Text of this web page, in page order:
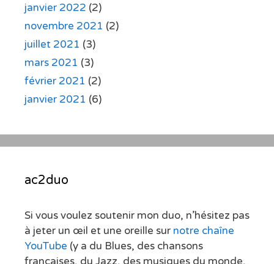
janvier 2022 (2)
novembre 2021 (2)
juillet 2021 (3)
mars 2021 (3)
février 2021 (2)
janvier 2021 (6)
ac2duo
Si vous voulez soutenir mon duo, n’hésitez pas
à jeter un œil et une oreille sur notre chaîne
YouTube (y a du Blues, des chansons
françaises, du Jazz, des musiques du monde,